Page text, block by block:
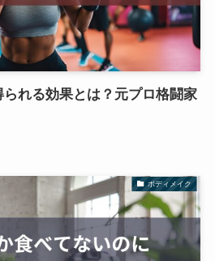
れる効果とは？元プロ格闘家
ボディメイク